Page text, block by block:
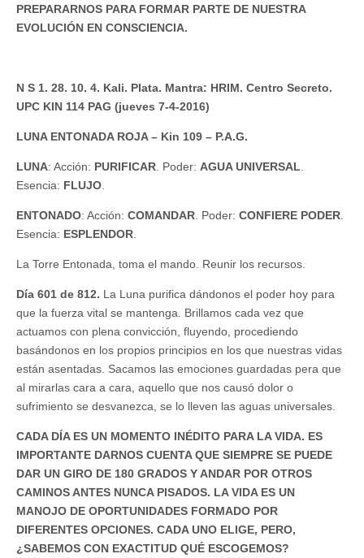
PREPARARNOS PARA FORMAR PARTE DE NUESTRA
EVOLUCIÓN EN CONSCIENCIA.
N S 1. 28. 10. 4. Kali. Plata. Mantra: HRIM. Centro Secreto.
UPC KIN 114 PAG (jueves 7-4-2016)
LUNA ENTONADA ROJA – Kin 109 – P.A.G.
LUNA: Acción: PURIFICAR. Poder: AGUA UNIVERSAL.
Esencia: FLUJO.
ENTONADO: Acción: COMANDAR. Poder: CONFIERE PODER.
Esencia: ESPLENDOR.
La Torre Entonada, toma el mando. Reunir los recursos.
Día 601 de 812. La Luna purifica dándonos el poder hoy para
que la fuerza vital se mantenga. Brillamos cada vez que
actuamos con plena convicción, fluyendo, procediendo
basándonos en los propios principios en los que nuestras vidas
están asentadas. Sacamos las emociones guardadas pera que
al mirarlas cara a cara, aquello que nos causó dolor o
sufrimiento se desvanezca, se lo lleven las aguas universales.
CADA DÍA ES UN MOMENTO INÉDITO PARA LA VIDA. ES
IMPORTANTE DARNOS CUENTA QUE SIEMPRE SE PUEDE
DAR UN GIRO DE 180 GRADOS Y ANDAR POR OTROS
CAMINOS ANTES NUNCA PISADOS. LA VIDA ES UN
MANOJO DE OPORTUNIDADES FORMADO POR
DIFERENTES OPCIONES. CADA UNO ELIGE, PERO,
¿SABEMOS CON EXACTITUD QUÉ ESCOGEMOS?